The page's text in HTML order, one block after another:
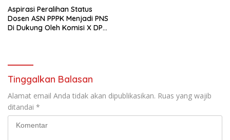
Aspirasi Peralihan Status
Dosen ASN PPPK Menjadi PNS
Di Dukung Oleh Komisi X DPR
Tinggalkan Balasan
Alamat email Anda tidak akan dipublikasikan. Ruas yang wajib
ditandai *